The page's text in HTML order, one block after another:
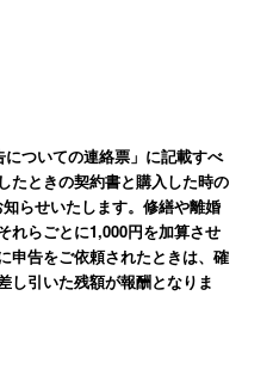
ついての連絡票」に記載すべ
たときの契約書と購入した時の
らせいたします。修繕や離婚
れらごとに1,000円を加算させ
申告をご依頼されたときは、確
し引いた残額が報酬となりま